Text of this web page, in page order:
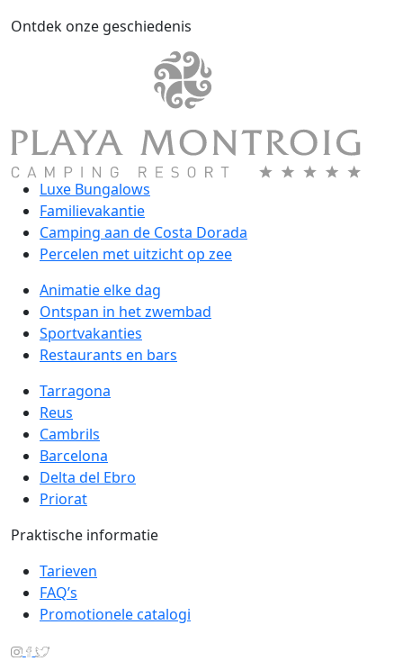
Ontdek onze geschiedenis
Luxe Bungalows
Familievakantie
Camping aan de Costa Dorada
Percelen met uitzicht op zee
Animatie elke dag
Ontspan in het zwembad
Sportvakanties
Restaurants en bars
Tarragona
Reus
Cambrils
Barcelona
Delta del Ebro
Priorat
Praktische informatie
Tarieven
FAQ’s
Promotionele catalogi